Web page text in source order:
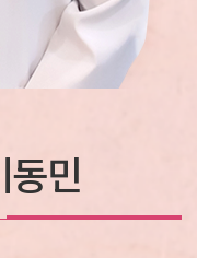
민